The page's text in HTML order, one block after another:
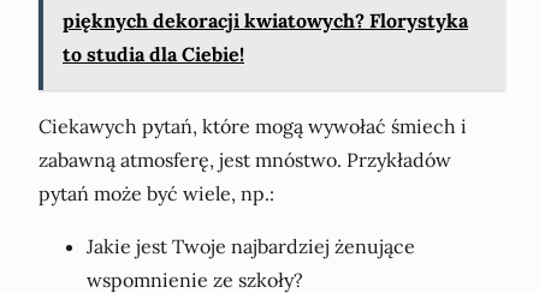
pięknych dekoracji kwiatowych? Florystyka
to studia dla Ciebie!
Ciekawych pytań, które mogą wywołać śmiech i
zabawną atmosferę, jest mnóstwo. Przykładów
pytań może być wiele, np.:
Jakie jest Twoje najbardziej żenujące
wspomnienie ze szkoły?